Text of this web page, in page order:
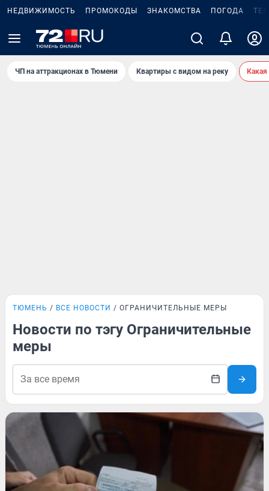
НЕДВИЖИМОСТЬ ПРОМОКОДЫ ЗНАКОМСТВА ПОГОДА
ЧП на аттракционах в Тюмени Квартиры с видом на реку
ТЮМЕНЬ ВСЕ НОВОСТИ ОГРАНИЧИТЕЛЬНЫЕ МЕРЫ
Новости по тэгу Ограничительные
меры